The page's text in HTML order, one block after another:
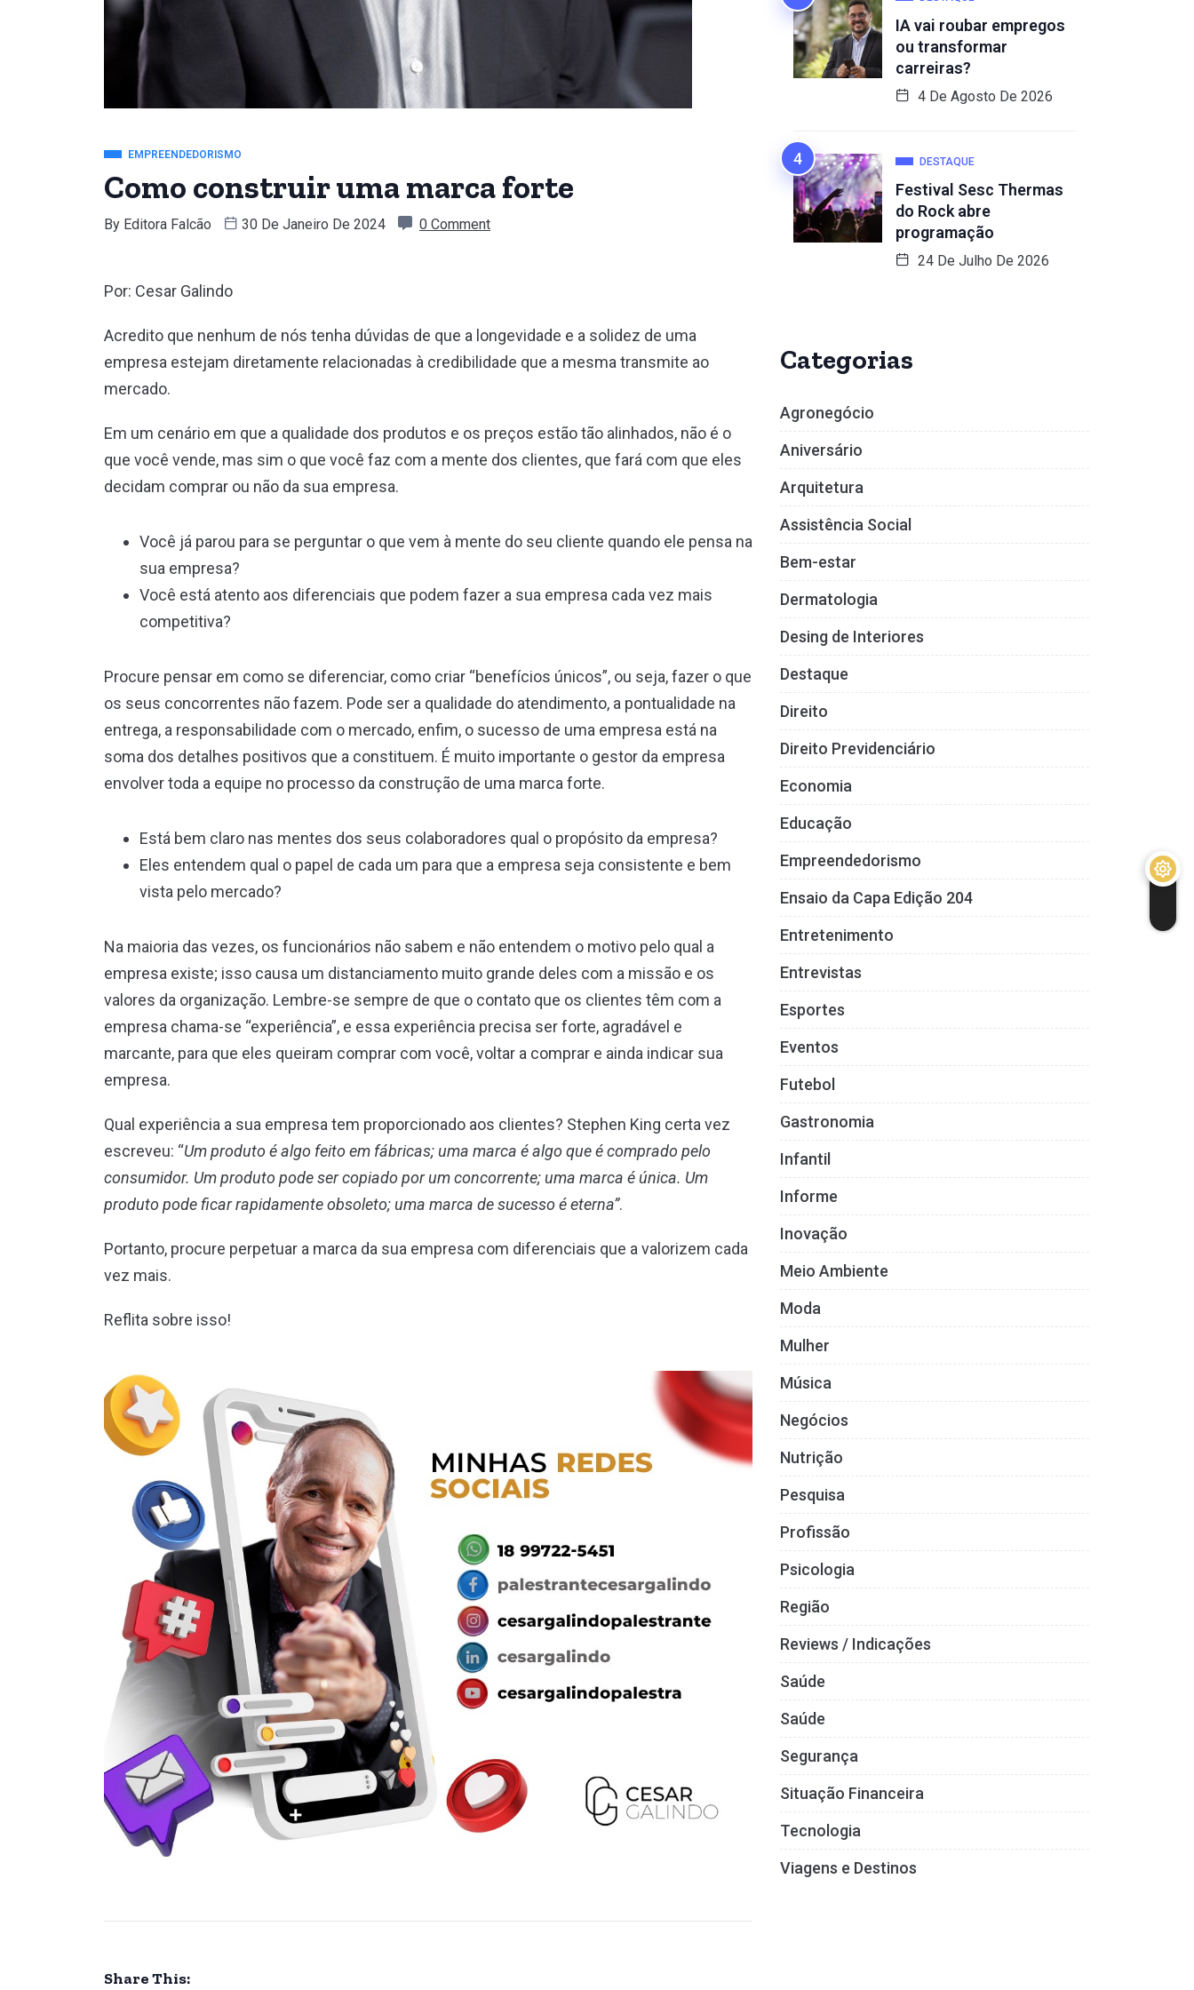
EMPREENDEDORISMO
Como construir uma marca forte
By Editora Falcão 30 De Janeiro De 2024 0 Comment
Por: Cesar Galindo
Acredito que nenhum de nós tenha dúvidas de que a longevidade e a solidez de uma
empresa estejam diretamente relacionadas à credibilidade que a mesma transmite ao
mercado.
Em um cenário em que a qualidade dos produtos e os preços estão tão alinhados, não é o
que você vende, mas sim o que você faz com a mente dos clientes, que fará com que eles
decidam comprar ou não da sua empresa.
Você já parou para se perguntar o que vem à mente do seu cliente quando ele pensa na
sua empresa?
Você está atento aos diferenciais que podem fazer a sua empresa cada vez mais
competitiva?
Procure pensar em como se diferenciar, como criar “benefícios únicos”, ou seja, fazer o que
os seus concorrentes não fazem. Pode ser a qualidade do atendimento, a pontualidade na
entrega, a responsabilidade com o mercado, enfim, o sucesso de uma empresa está na
soma dos detalhes positivos que a constituem. É muito importante o gestor da empresa
envolver toda a equipe no processo da construção de uma marca forte.
Está bem claro nas mentes dos seus colaboradores qual o propósito da empresa?
Eles entendem qual o papel de cada um para que a empresa seja consistente e bem
vista pelo mercado?
Na maioria das vezes, os funcionários não sabem e não entendem o motivo pelo qual a
empresa existe; isso causa um distanciamento muito grande deles com a missão e os
valores da organização. Lembre-se sempre de que o contato que os clientes têm com a
empresa chama-se “experiência”, e essa experiência precisa ser forte, agradável e
marcante, para que eles queiram comprar com você, voltar a comprar e ainda indicar sua
empresa.
Qual experiência a sua empresa tem proporcionado aos clientes? Stephen King certa vez
escreveu: “Um produto é algo feito em fábricas; uma marca é algo que é comprado pelo
consumidor. Um produto pode ser copiado por um concorrente; uma marca é única. Um
produto pode ficar rapidamente obsoleto; uma marca de sucesso é eterna”.
Portanto, procure perpetuar a marca da sua empresa com diferenciais que a valorizem cada
vez mais.
Reflita sobre isso!
Share This:
IA vai roubar empregos
ou transformar
carreiras?
4 De Agosto De 2026
DESTAQUE
Festival Sesc Thermas
do Rock abre
programação
24 De Julho De 2026
Categorias
Agronegócio
Aniversário
Arquitetura
Assistência Social
Bem-estar
Dermatologia
Desing de Interiores
Destaque
Direito
Direito Previdenciário
Economia
Educação
Empreendedorismo
Ensaio da Capa Edição 204
Entretenimento
Entrevistas
Esportes
Eventos
Futebol
Gastronomia
Infantil
Informe
Inovação
Meio Ambiente
Moda
Mulher
Música
Negócios
Nutrição
Pesquisa
Profissão
Psicologia
Região
Reviews / Indicações
Saúde
Saúde
Segurança
Situação Financeira
Tecnologia
Viagens e Destinos